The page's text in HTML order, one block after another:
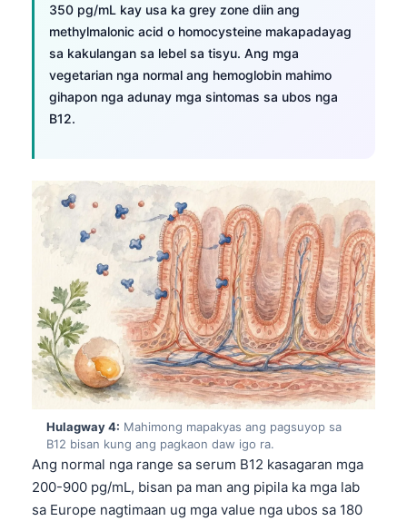
350 pg/mL kay usa ka grey zone diin ang
methylmalonic acid o homocysteine makapadayag
sa kakulangan sa lebel sa tisyu. Ang mga
vegetarian nga normal ang hemoglobin mahimo
gihapon nga adunay mga sintomas sa ubos nga
B12.
Hulagway 4: Mahimong mapakyas ang pagsuyop sa
B12 bisan kung ang pagkaon daw igo ra.
Ang normal nga range sa serum B12 kasagaran mga
200-900 pg/mL, bisan pa man ang pipila ka mga lab
sa Europe nagtimaan ug mga value nga ubos sa 180